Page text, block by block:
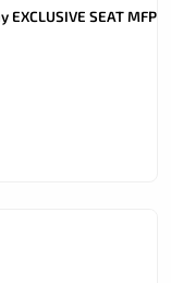
SEAT MFP-